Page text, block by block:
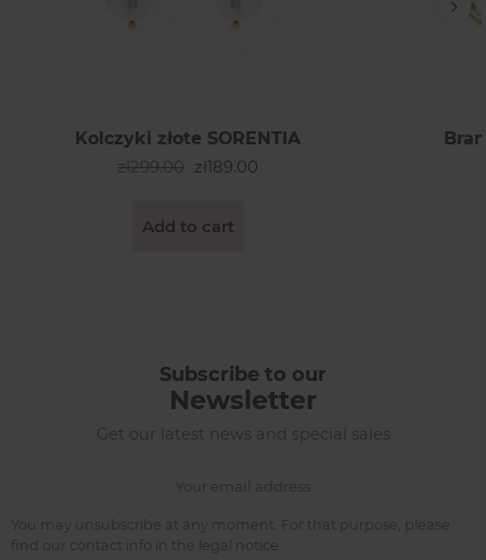
Kolczyki złote SORENTIA
zł299.00 zł189.00
Add to cart
Subscribe to our
Newsletter
Get our latest news and special sales
You may unsubscribe at any moment. For that purpose, please
find our contact info in the legal notice.